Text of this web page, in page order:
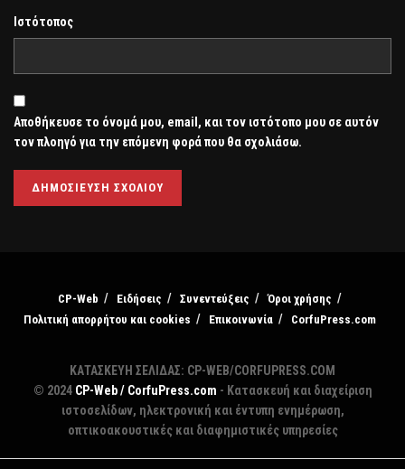
Ιστότοπος
Αποθήκευσε το όνομά μου, email, και τον ιστότοπο μου σε αυτόν
τον πλοηγό για την επόμενη φορά που θα σχολιάσω.
CP-Web Ειδήσεις Συνεντεύξεις
Όροι χρήσης
Πολιτική απορρήτου και cookies
Επικοινωνία CorfuPress.com
ΚΑΤΑΣΚΕΥΗ ΣΕΛΙΔΑΣ: CP-WEB/CORFUPRESS.COM
© 2024 CP-Web / CorfuPress.com - Κατασκευή και διαχείριση
ιστοσελίδων, ηλεκτρονική και έντυπη ενημέρωση,
οπτικοακουστικές και διαφημιστικές υπηρεσίες